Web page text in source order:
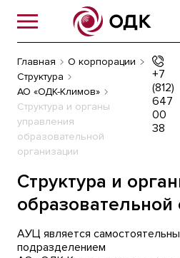
Главная
О корпорации
Структура
АО «ОДК-Климов»
Структура и органы
управления
образовательной
организации
+7
(812)
647
00
38
Структура и
образовательной
АУЦ является
подразделением